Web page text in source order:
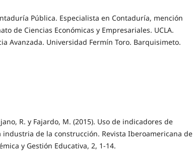
Pública. Especialista en Contaduría, mención
de Ciencias Económicas y Empresariales. UCLA.
Avanzada. Universidad Fermín Toro. Barquisimeto.
R. y Fajardo, M. (2015). Uso de indicadores de
industria de la construcción. Revista Iberoamericana de
y Gestión Educativa, 2, 1-14.